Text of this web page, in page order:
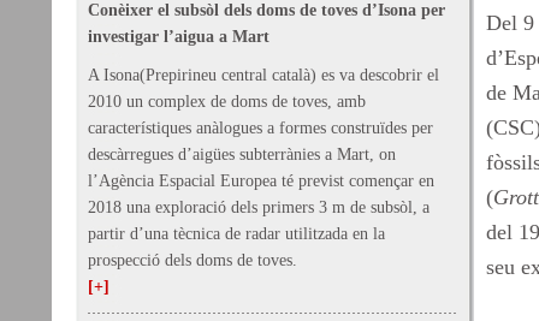
Conèixer el subsòl dels doms de toves d’Isona per
investigar l’aigua a Mart
A Isona(Prepirineu central català) es va descobrir el
2010 un complex de doms de toves, amb
característiques anàlogues a formes construïdes per
descàrregues d’aigües subterrànies a Mart, on
l’Agència Espacial Europea té previst començar en
2018 una exploració dels primers 3 m de subsòl, a
partir d’una tècnica de radar utilitzada en la
prospecció dels doms de toves.
[+]
Del 9
de
(
del
seu